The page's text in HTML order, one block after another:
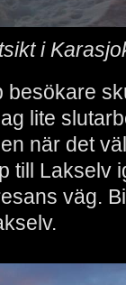
i
lite
när det
till Lakselv
väg.